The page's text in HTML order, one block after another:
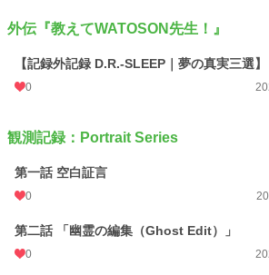
外伝『教えてWATOSON先生！』
【記録外記録 D.R.-SLEEP｜夢の真実三選】
0
観測記録：Portrait Series
第一話 空白証言
0
第二話 「幽霊の編集（Ghost Edit）」
0